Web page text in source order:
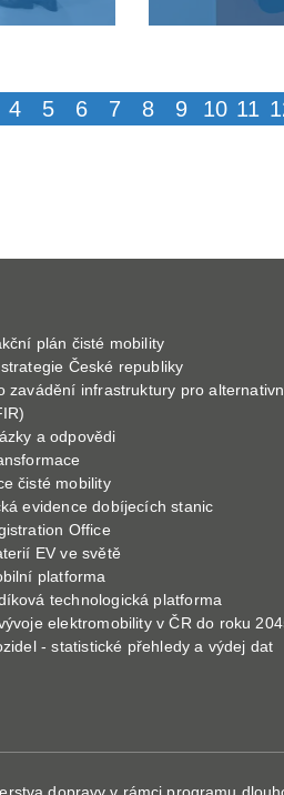
4 5 6 7 8 9 10 11
plán čisté mobility
České republiky
zavádění infrastruktury pro
a odpovědi
čisté mobility
evidence dobíjecích stanic
Office
EV ve světě
platforma
technologická platforma
elektromobility v ČR do roku
- statistické přehledy a výdej dat